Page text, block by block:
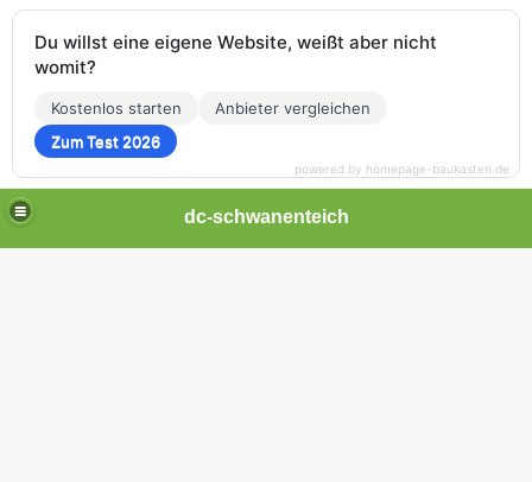
dc-schwanenteich
Du willst eine eigene Website, weißt aber nicht
womit?
Kostenlos starten
Anbieter vergleichen
Zum Test 2026
powered by homepage-baukasten.de